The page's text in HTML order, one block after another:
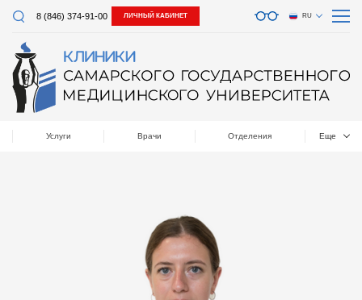
8 (846) 374-91-00 ЛИЧНЫЙ КАБИНЕТ RU
Услуги Врачи Отделения Еще